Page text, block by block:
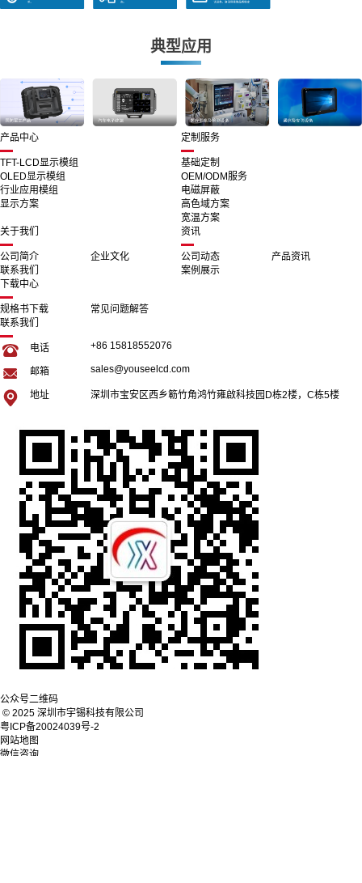
典型应用
产品中心
TFT-LCD显示模组
OLED显示模组
行业应用模组
显示方案
定制服务
基础定制
OEM/ODM服务
电磁屏蔽
高色域方案
宽温方案
关于我们
公司简介
企业文化
联系我们
资讯
公司动态
产品资讯
案例展示
下载中心
规格书下载
常见问题解答
联系我们
电话 +86 15818552076
邮箱 sales@youseelcd.com
地址 深圳市宝安区西乡簕竹角鸿竹雍啟科技园D栋2楼，C栋5楼
公众号二维码
© 2025 深圳市宇锡科技有限公司
粤ICP备20024039号-2
网站地图
微信咨询